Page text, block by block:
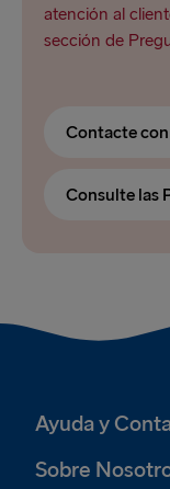
atención al
sección de
Contacte
Consulte las
Ayuda y
Sobre